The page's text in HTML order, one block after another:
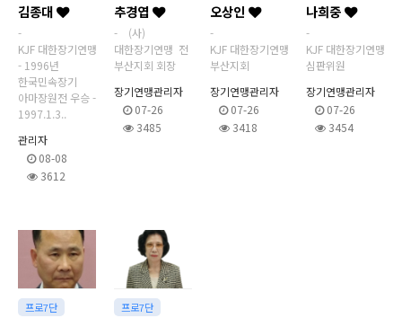
김종대
-
KJF 대한장기연맹
- 1996년
한국민속장기
아마장원전 우승 -
1997.1.3..
관리자
08-08
3612
추경엽
- (사)
대한장기연맹 전
부산지회 회장
장기연맹관리자
07-26
3485
오상인
-
KJF 대한장기연맹
부산지회
장기연맹관리자
07-26
3418
나희중
-
KJF 대한장기연맹
심판위원
장기연맹관리자
07-26
3454
프로7단 프로7단